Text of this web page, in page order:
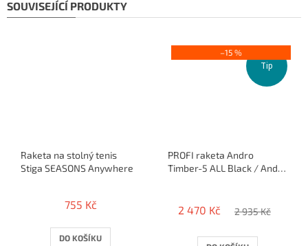
SOUVISEJÍCÍ PRODUKTY
Raketa na stolný tenis
Stiga SEASONS Anywhere
755 Kč
DO KOŠÍKU
Tip
–15 %
PROFI raketa Andro
Timber-5 ALL Black / Andro
produktu
4,0
2 470 Kč 2 935 Kč